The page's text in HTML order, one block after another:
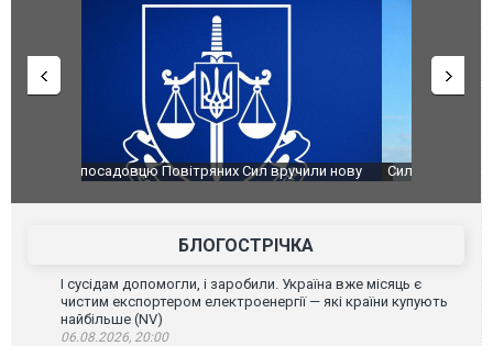
Сили оборони уразили Ярославський НПЗ:
атаку. ВІДЕО
Неймар
БЛОГОСТРІЧКА
І сусідам допомогли, і заробили. Україна вже місяць є
чистим експортером електроенергії — які країни купують
найбільше (NV)
06.08.2026, 20:00